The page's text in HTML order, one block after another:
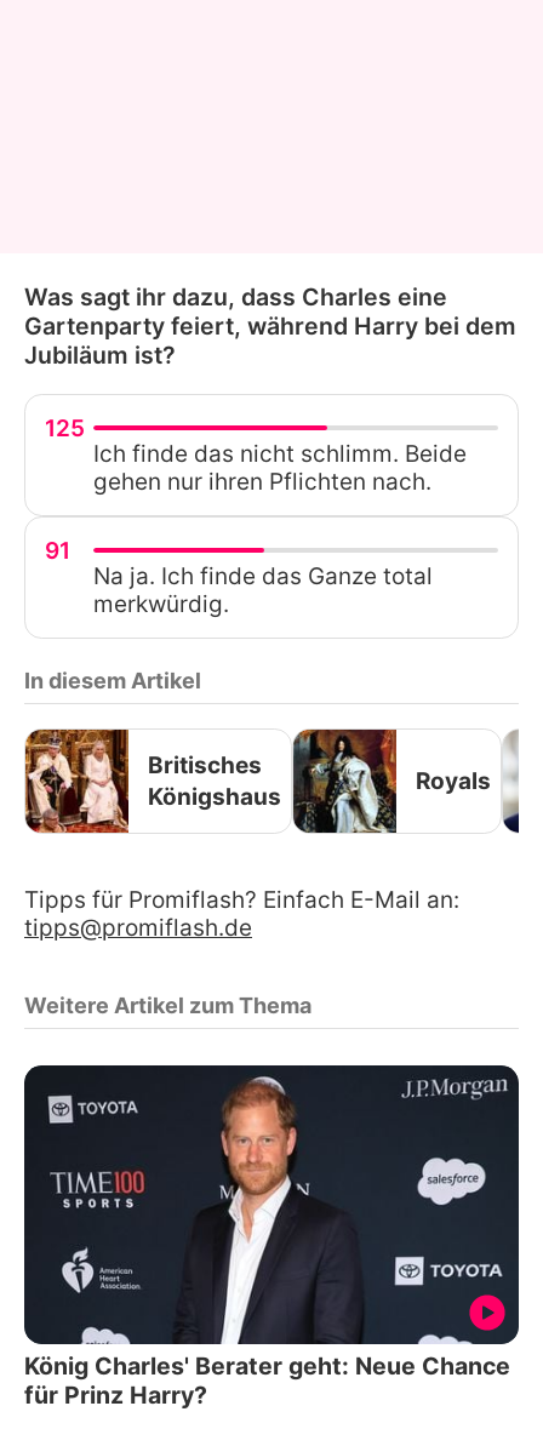
Was sagt ihr dazu, dass Charles eine
Gartenparty feiert, während Harry bei dem
Jubiläum ist?
125
Ich finde das nicht schlimm. Beide
gehen nur ihren Pflichten nach.
91
Na ja. Ich finde das Ganze total
merkwürdig.
In diesem Artikel
Britisches
Königshaus
Royals
Tipps für Promiflash? Einfach E-Mail an:
tipps@promiflash.de
Weitere Artikel zum Thema
König Charles' Berater geht: Neue Chance
für Prinz Harry?